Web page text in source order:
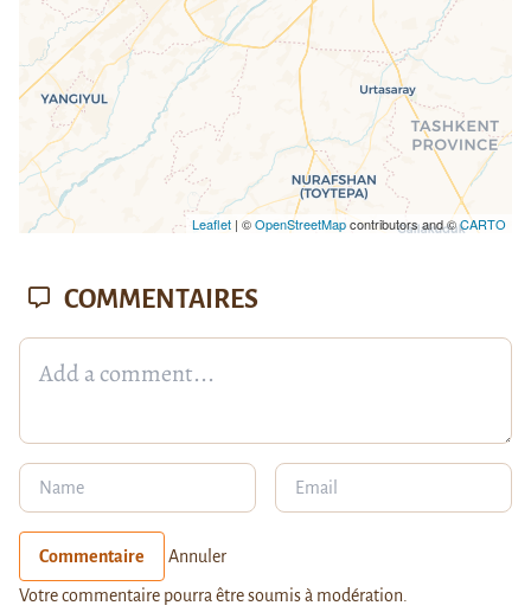
Leaflet| ©OpenStreetMapcontributors and ©CARTO
COMMENTAIRES
Commentaire Annuler
Votre commentaire pourra être soumis à modération.